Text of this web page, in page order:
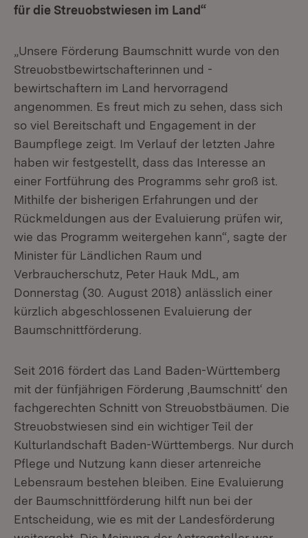
für die Streuobstwiesen im Land“
„Unsere Förderung Baumschnitt wurde von den
Streuobstbewirtschafterinnen und -
bewirtschaftern im Land hervorragend
angenommen. Es freut mich zu sehen, dass sich
so viel Bereitschaft und Engagement in der
Baumpflege zeigt. Im Verlauf der letzten Jahre
haben wir festgestellt, dass das Interesse an
einer Fortführung des Programms sehr groß ist.
Mithilfe der bisherigen Erfahrungen und der
Rückmeldungen aus der Evaluierung prüfen wir,
wie das Programm weitergehen kann“, sagte der
Minister für Ländlichen Raum und
Verbraucherschutz, Peter Hauk MdL, am
Donnerstag (30. August 2018) anlässlich einer
kürzlich abgeschlossenen Evaluierung der
Baumschnittförderung.
Seit 2016 fördert das Land Baden-Württemberg
mit der fünfjährigen Förderung ‚Baumschnitt‘ den
fachgerechten Schnitt von Streuobstbäumen. Die
Streuobstwiesen sind ein wichtiger Teil der
Kulturlandschaft Baden-Württembergs. Nur durch
Pflege und Nutzung kann dieser artenreiche
Lebensraum bestehen bleiben. Eine Evaluierung
der Baumschnittförderung hilft nun bei der
Entscheidung, wie es mit der Landesförderung